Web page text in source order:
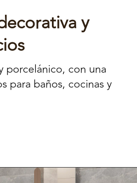
y
porcelánico, con una
para baños, cocinas y